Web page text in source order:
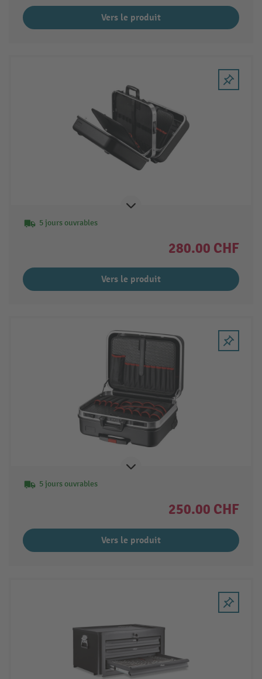
Vers le produit
5 jours ouvrables
280.00 CHF
Vers le produit
5 jours ouvrables
250.00 CHF
Vers le produit